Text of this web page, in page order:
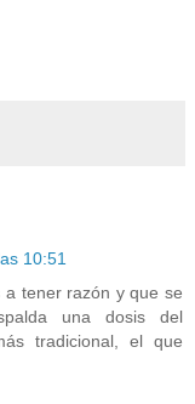
10:51
tener razón y que se
una dosis del
tradicional, el que